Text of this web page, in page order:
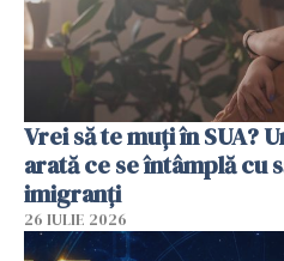
Vrei să te muți în SUA?
arată ce se întâmplă cu
imigranți
26 IULIE 2026